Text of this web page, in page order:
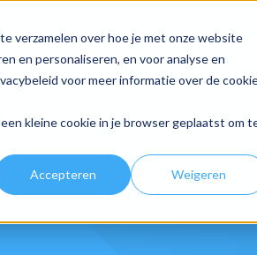
verzamelen over hoe je met onze website
en personaliseren, en voor analyse en
voor meer informatie over de
kleine cookie in je browser geplaatst om
Accepteren Weigeren
Traditioneel Digitaal